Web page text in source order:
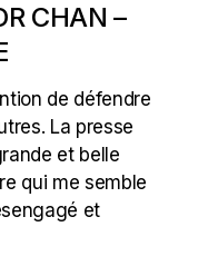
CHAN –
de défendre
La presse
et belle
qui me semble
et